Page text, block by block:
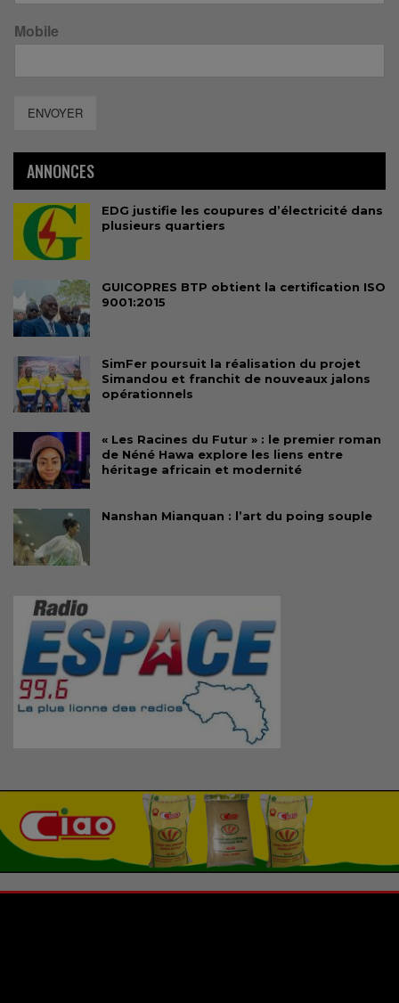
Mobile
ENVOYER
ANNONCES
EDG justifie les coupures d’électricité dans
plusieurs quartiers
GUICOPRES BTP obtient la certification ISO
9001:2015
SimFer poursuit la réalisation du projet
Simandou et franchit de nouveaux jalons
opérationnels
« Les Racines du Futur » : le premier roman
de Néné Hawa explore les liens entre
héritage africain et modernité
Nanshan Mianquan : l’art du poing souple